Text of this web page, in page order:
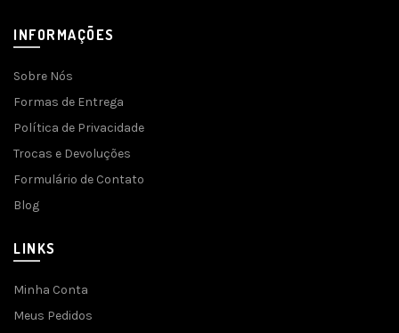
INFORMAÇÕES
Sobre Nós
Formas de Entrega
Política de Privacidade
Trocas e Devoluções
Formulário de Contato
Blog
LINKS
Minha Conta
Meus Pedidos